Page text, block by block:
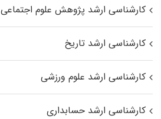
کارشناسی ارشد پژوهش علوم اجتماعی
کارشناسی ارشد تاریخ
کارشناسی ارشد علوم ورزشی
کارشناسی ارشد حسابداری